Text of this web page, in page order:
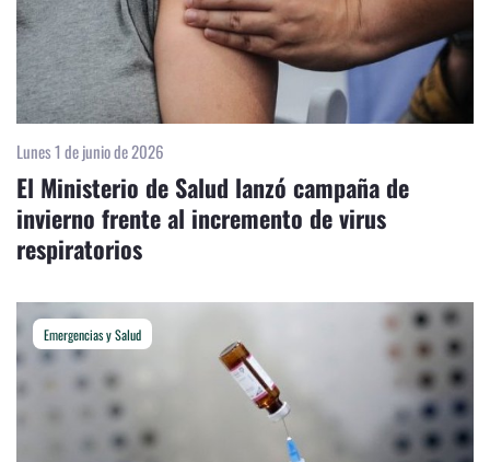
Lunes 1 de junio de 2026
El Ministerio de Salud lanzó campaña de
invierno frente al incremento de virus
respiratorios
Emergencias y Salud